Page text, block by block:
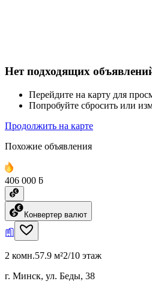
Нет подходящих
Перейдите на карту для
Попробуйте сбросить или
Продолжить на карте
Похожие объявления
406 000 ƃ
Конвертер валют
2 комн.57.9 м²2/10 этаж
г. Минск, ул. Беды, 38